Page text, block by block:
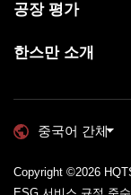
공장 평가
한스만 소개
중국어 간체
Copyright ©2026